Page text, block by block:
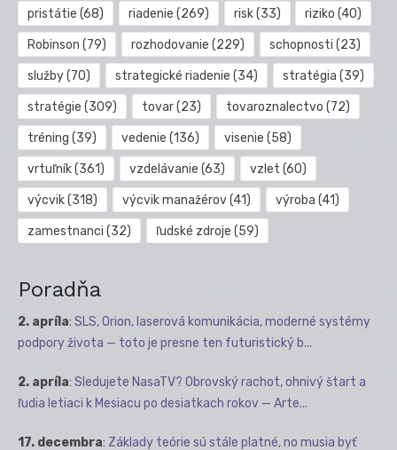
pristátie (68) riadenie (269) risk(33) riziko (40)
Robinson (79) rozhodovanie (229) schopnosti (23)
služby(70) strategické riadenie (34) stratégia (39)
stratégie (309) tovar(23) tovaroznalectvo (72)
tréning (39) vedenie (136) visenie (58)
vrtuľník(361) vzdelávanie (63) vzlet (60)
výcvik(318) výcvik manažérov(41) výroba (41)
zamestnanci (32) ľudské zdroje (59)
Poradňa
2. apríla: SLS, Orion, laserová komunikácia, moderné systémy
podpory života — toto je presne ten futuristický b...
2. apríla: Sledujete NasaTV? Obrovský rachot, ohnivý štart a
ľudia letiaci k Mesiacu po desiatkach rokov — Arte...
17. decembra: Základy teórie sú stále platné, no musia byť